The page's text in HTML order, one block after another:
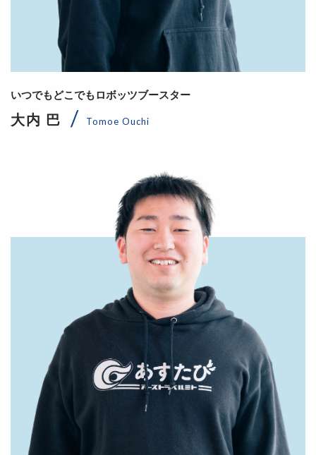
いつでもどこでもロボッツブースター
大内 巴 Tomoe Ouchi